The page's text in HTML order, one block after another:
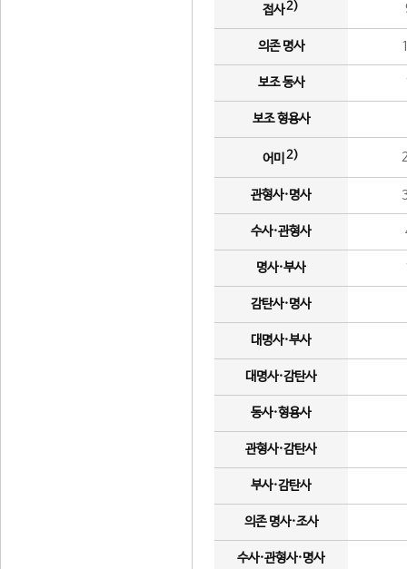
접사2)
의존 명사
보조 동사
보조 형용사
어미 2)
관형사·명사
수사·관형사
명사·부사
감탄사·명사
대명사·부사
대명사·감탄사
동사·형용사
관형사·감탄사
부사·감탄사
의존 명사·조사
수사·관형사·명사